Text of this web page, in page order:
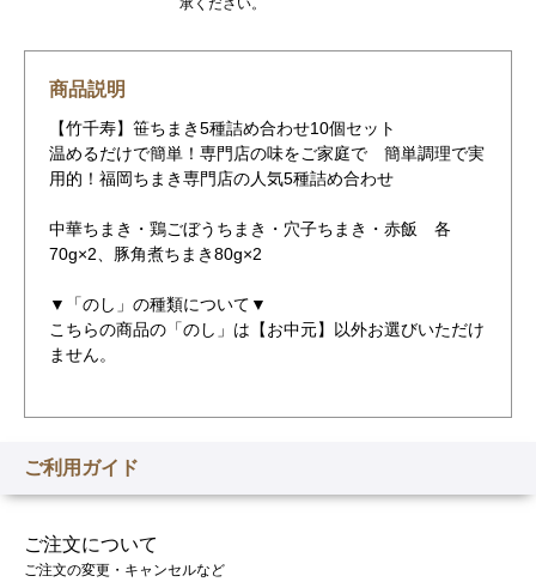
承ください。
商品説明
【竹千寿】笹ちまき5種詰め合わせ10個セット
温めるだけで簡単！専門店の味をご家庭で 簡単調理で実
用的！福岡ちまき専門店の人気5種詰め合わせ
中華ちまき・鶏ごぼうちまき・穴子ちまき・赤飯 各
70g×2、豚角煮ちまき80g×2
▼「のし」の種類について▼
こちらの商品の「のし」は【お中元】以外お選びいただけ
ません。
ご利用ガイド
ご注文について
ご注文の変更・キャンセルなど